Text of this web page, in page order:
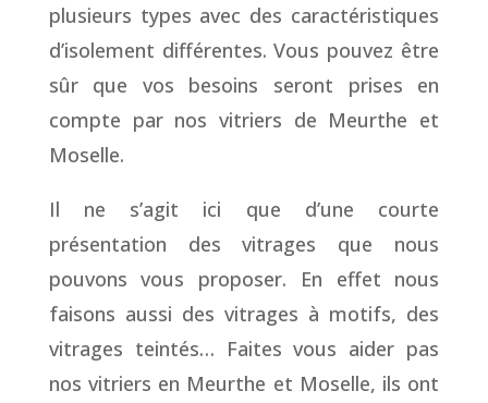
plusieurs types avec des caractéristiques
d’isolement différentes. Vous pouvez être
sûr que vos besoins seront prises en
compte par nos vitriers de Meurthe et
Moselle.
Il ne s’agit ici que d’une courte
présentation des vitrages que nous
pouvons vous proposer. En effet nous
faisons aussi des vitrages à motifs, des
vitrages teintés… Faites vous aider pas
nos vitriers en Meurthe et Moselle, ils ont